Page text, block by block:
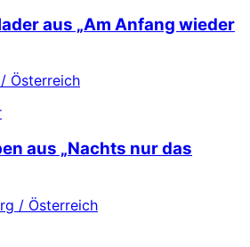
aus „Am Anfang wieder
Österreich
aus „Nachts nur das
/ Österreich